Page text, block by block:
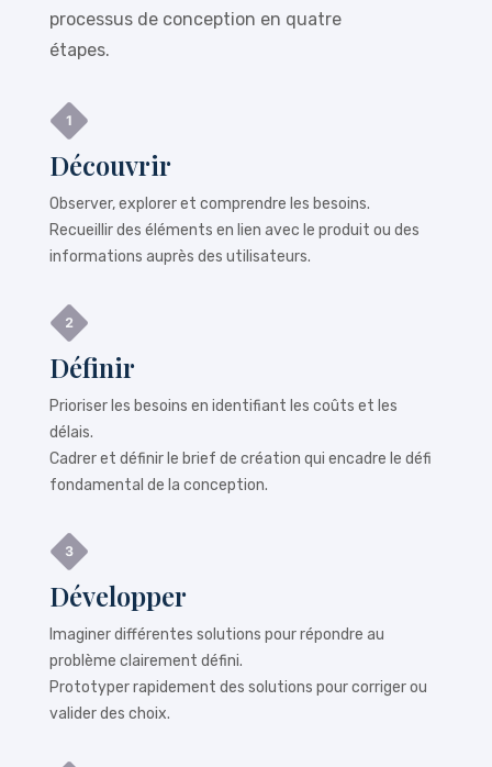
processus de conception en quatre
étapes.
Découvrir
Observer, explorer et comprendre les besoins.
Recueillir des éléments en lien avec le produit ou des
informations auprès des utilisateurs.
Définir
Prioriser les besoins en identifiant les coûts et les
délais.
Cadrer et définir le brief de création qui encadre le défi
fondamental de la conception.
Développer
Imaginer différentes solutions pour répondre au
problème clairement défini.
Prototyper rapidement des solutions pour corriger ou
valider des choix.